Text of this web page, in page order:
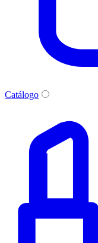
Catálogo